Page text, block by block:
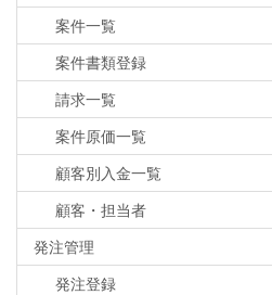
案件一覧
案件書類登録
請求一覧
案件原価一覧
顧客別入金一覧
顧客・担当者
発注管理
発注登録